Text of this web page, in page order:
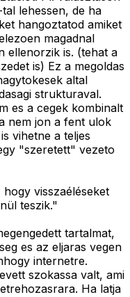
lehessen, de ha
hangoztatod amiket
magadnal
ellenorzik is. (tehat a
is) Ez a megoldas
altal
strukturaval.
es a cegek kombinalt
nem jon a fent ulok
vihetne a teljes
"szeretett" vezeto
visszaéléseket
teszik."
tartalmat,
es az eljaras vegen
internetre.
szokassa valt, ami
Ha latja